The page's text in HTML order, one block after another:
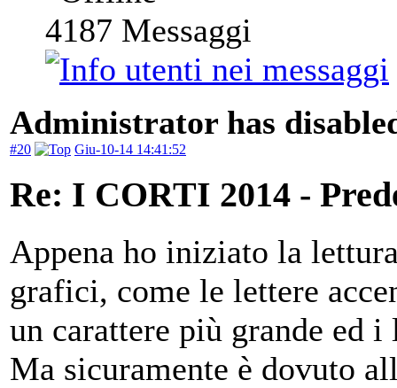
4187 Messaggi
Administrator has
#20 Giu-10-14 14:41:52
Re: I CORTI 2014 -
Appena ho iniziato la
grafici, come le lettere
un carattere più grande ed
Ma sicuramente è dovuto